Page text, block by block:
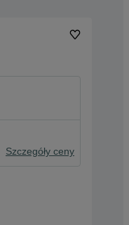
Szczegóły ceny